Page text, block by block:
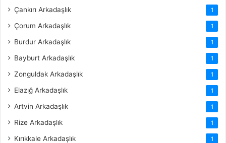
Çankırı Arkadaşlık 1
Çorum Arkadaşlık 1
Burdur Arkadaşlık 1
Bayburt Arkadaşlık 1
Zonguldak Arkadaşlık 1
Elazığ Arkadaşlık 1
Artvin Arkadaşlık 1
Rize Arkadaşlık 1
Kırıkkale Arkadaşlık 1